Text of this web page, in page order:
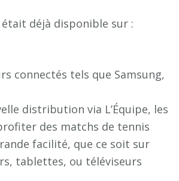
était déjà disponible sur :
connectés tels que Samsung,
distribution via L’Équipe, les
des matchs de tennis
facilité, que ce soit sur
tablettes, ou téléviseurs